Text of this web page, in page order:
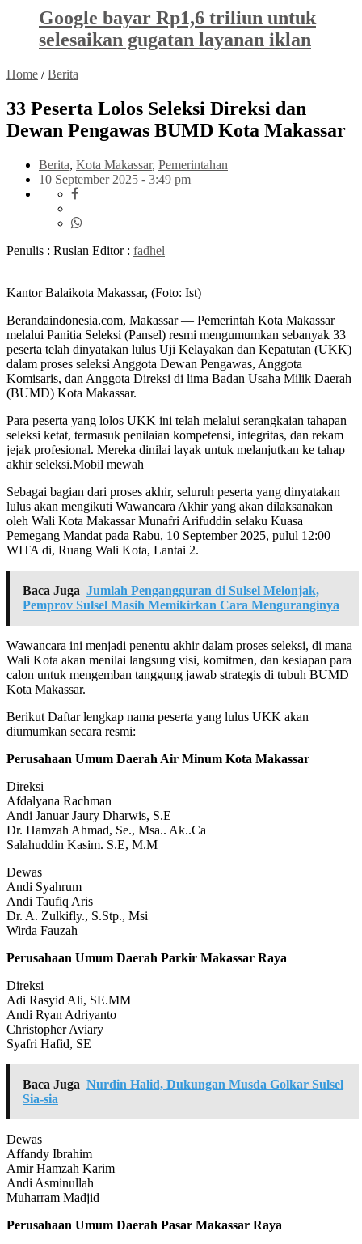
Google bayar Rp1,6 triliun untuk
selesaikan gugatan layanan iklan
Home /Berita
33 Peserta Lolos Seleksi Direksi dan
Dewan Pengawas BUMD Kota Makassar
Berita, Kota Makassar, Pemerintahan
10 September 2025 - 3:49 pm
Penulis : Ruslan Editor : fadhel
Kantor Balaikota Makassar, (Foto: Ist)
Berandaindonesia.com, Makassar — Pemerintah Kota Makassar
melalui Panitia Seleksi (Pansel) resmi mengumumkan sebanyak 33
peserta telah dinyatakan lulus Uji Kelayakan dan Kepatutan (UKK)
dalam proses seleksi Anggota Dewan Pengawas, Anggota
Komisaris, dan Anggota Direksi di lima Badan Usaha Milik Daerah
(BUMD) Kota Makassar.
Para peserta yang lolos UKK ini telah melalui serangkaian tahapan
seleksi ketat, termasuk penilaian kompetensi, integritas, dan rekam
jejak profesional. Mereka dinilai layak untuk melanjutkan ke tahap
akhir seleksi.Mobil mewah
Sebagai bagian dari proses akhir, seluruh peserta yang dinyatakan
lulus akan mengikuti Wawancara Akhir yang akan dilaksanakan
oleh Wali Kota Makassar Munafri Arifuddin selaku Kuasa
Pemegang Mandat pada Rabu, 10 September 2025, pulul 12:00
WITA di, Ruang Wali Kota, Lantai 2.
Baca Juga Jumlah Pengangguran di Sulsel Melonjak,
Pemprov Sulsel Masih Memikirkan Cara Menguranginya
Wawancara ini menjadi penentu akhir dalam proses seleksi, di mana
Wali Kota akan menilai langsung visi, komitmen, dan kesiapan para
calon untuk mengemban tanggung jawab strategis di tubuh BUMD
Kota Makassar.
Berikut Daftar lengkap nama peserta yang lulus UKK akan
diumumkan secara resmi:
Perusahaan Umum Daerah Air Minum Kota Makassar
Direksi
Afdalyana Rachman
Andi Januar Jaury Dharwis, S.E
Dr. Hamzah Ahmad, Se., Msa.. Ak..Ca
Salahuddin Kasim. S.E, M.M
Dewas
Andi Syahrum
Andi Taufiq Aris
Dr. A. Zulkifly., S.Stp., Msi
Wirda Fauzah
Perusahaan Umum Daerah Parkir Makassar Raya
Direksi
Adi Rasyid Ali, SE.MM
Andi Ryan Adriyanto
Christopher Aviary
Syafri Hafid, SE
Baca Juga Nurdin Halid, Dukungan Musda Golkar Sulsel
Sia-sia
Dewas
Affandy Ibrahim
Amir Hamzah Karim
Andi Asminullah
Muharram Madjid
Perusahaan Umum Daerah Pasar Makassar Raya